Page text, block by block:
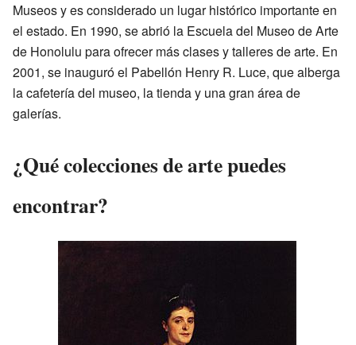
Museos y es considerado un lugar histórico importante en
el estado. En 1990, se abrió la Escuela del Museo de Arte
de Honolulu para ofrecer más clases y talleres de arte. En
2001, se inauguró el Pabellón Henry R. Luce, que alberga
la cafetería del museo, la tienda y una gran área de
galerías.
¿Qué colecciones de arte puedes
encontrar?